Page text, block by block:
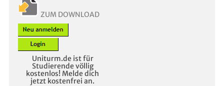
ZUM DOWNLOAD
Uniturm.de ist für
Studierende völlig
kostenlos! Melde dich
jetzt kostenfrei an.